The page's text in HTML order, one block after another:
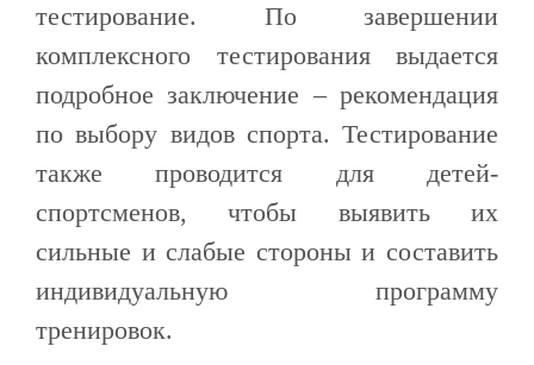
тестирование. По завершении
комплексного тестирования выдается
подробное заключение – рекомендация
по выбору видов спорта. Тестирование
также проводится для детей-
спортсменов, чтобы выявить их
сильные и слабые стороны и составить
индивидуальную программу
тренировок.